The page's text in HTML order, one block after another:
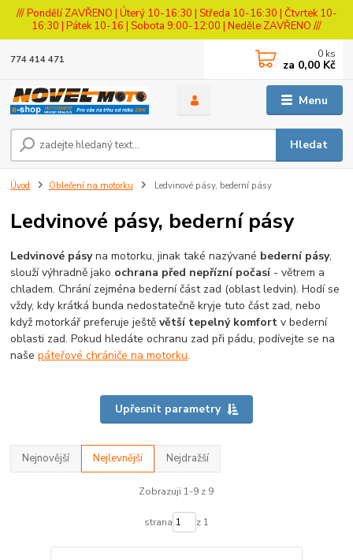
/// Pondělí ZAVŘENO | Úterý 10-16:30 | Středa 10-16:30 | Čtvrtek 10-
16:30 | Pátek 10-16 | Sobota 9:00-12:00 | Neděle ZAVŘENO ///
Menu
Hledat
774 414 471 0 ks
za 0,00 Kč
Úvod Oblečení na motorku Ledvinové pásy, bederní pásy
Ledvinové pásy, bederní pásy
Ledvinové pásyna motorku, jinak také nazývané bederní pásy,
slouží výhradně jako ochrana před nepřízní počasí- větrem a
chladem. Chrání zejména bederní část zad (oblast ledvin). Hodí se
vždy, kdy krátká bunda nedostatečně kryje tuto část zad, nebo
když motorkář preferuje ještěvětší tepelný komfort v bederní
oblasti zad. Pokud hledáte ochranu zad při pádu, podívejte se na
našepáteřové chrániče na motorku.
Upřesnit parametry
Nejnovější Nejlevnější Nejdražší
Zobrazuji 1-9 z 9
strana z 1